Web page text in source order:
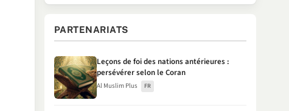
PARTENARIATS
Leçons de foi des nations antérieures :
persévérer selon le Coran
Al Muslim Plus FR